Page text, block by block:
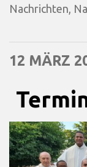
Nachrichten
12 MÄRZ